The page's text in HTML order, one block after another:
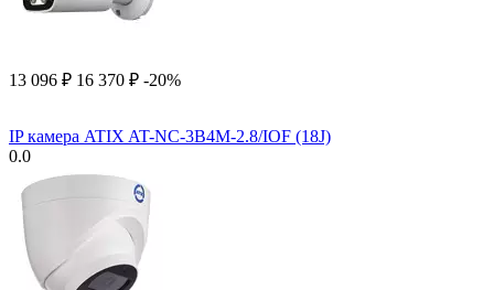
13 096 ₽ 16 370 ₽ -20%
IP камера ATIX AT-NC-3B4M-2.8/IOF (18J)
0.0